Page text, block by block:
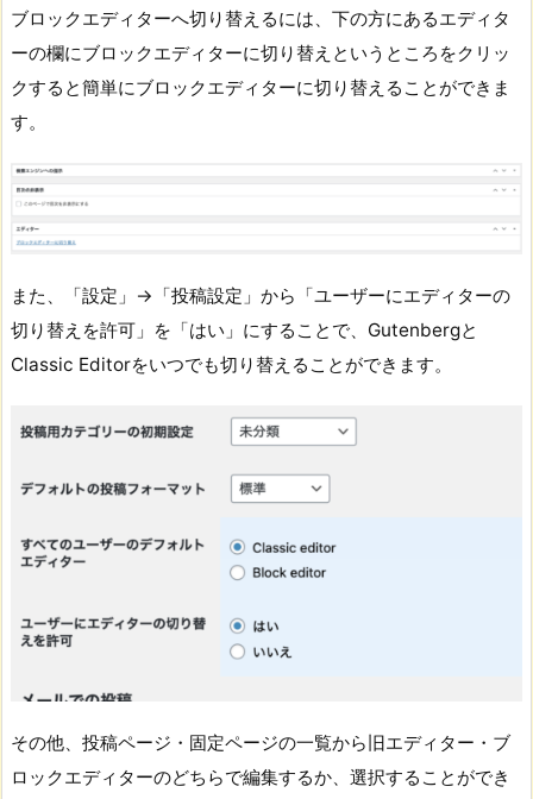
ブロックエディターへ切り替えるには、下の方にあるエディタ
ーの欄にブロックエディターに切り替えというところをクリッ
クすると簡単にブロックエディターに切り替えることができま
す。
また、「設定」→「投稿設定」から「ユーザーにエディターの
切り替えを許可」を「はい」にすることで、Gutenbergと
Classic Editorをいつでも切り替えることができます。
その他、投稿ページ・固定ページの一覧から旧エディター・ブ
ロックエディターのどちらで編集するか、選択することができ